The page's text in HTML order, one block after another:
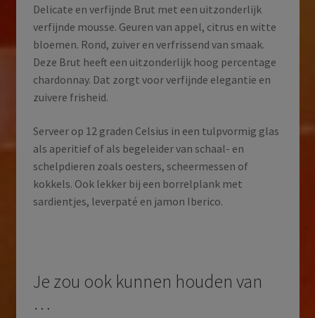
Delicate en verfijnde Brut met een uitzonderlijk
verfijnde mousse. Geuren van appel, citrus en witte
bloemen. Rond, zuiver en verfrissend van smaak.
Deze Brut heeft een uitzonderlijk hoog percentage
chardonnay. Dat zorgt voor verfijnde elegantie en
zuivere frisheid.
Serveer op 12 graden Celsius in een tulpvormig glas
als aperitief of als begeleider van schaal- en
schelpdieren zoals oesters, scheermessen of
kokkels. Ook lekker bij een borrelplank met
sardientjes, leverpaté en jamon Iberico.
Je zou ook kunnen houden van
…